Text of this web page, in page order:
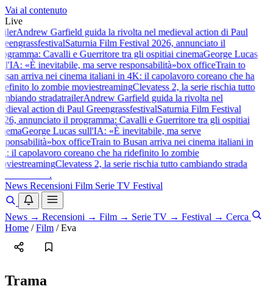
Vai al contenuto
Live
Andrew Garfield guida la rivolta nel medieval action di Paul
festivalSaturnia Film Festival 2026, annunciato il
Cavalli e Guerritore tra gli ospitiai cinemaGeorge Lucas
«È inevitabile, ma serve responsabilità»box officeTrain to
arriva nei cinema italiani in 4K: il capolavoro coreano che ha
lo zombie moviestreamingClevatess 2, la serie rischia tutto
stradatrailerAndrew Garfield guida la rivolta nel
action di Paul GreengrassfestivalSaturnia Film Festival
annunciato il programma: Cavalli e Guerritore tra gli ospitiai
George Lucas sull'IA: «È inevitabile, ma serve
box officeTrain to Busan arriva nei cinema italiani in
il capolavoro coreano che ha ridefinito lo zombie
streamingClevatess 2, la serie rischia tutto cambiando strada
.
News Recensioni Film Serie TV Festival
News → Recensioni → Film → Serie TV → Festival → Cerca
Home / Film / Eva
Trama